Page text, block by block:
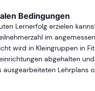
Bedingungen
Lernerfolg erzielen
im
wird in Kleingruppen in
abgehalten
ausgearbeiteten Lehrplans